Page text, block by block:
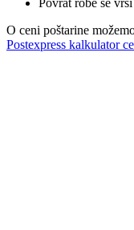
Povrat robe se
O ceni poštarine
Postexpress kalkulator